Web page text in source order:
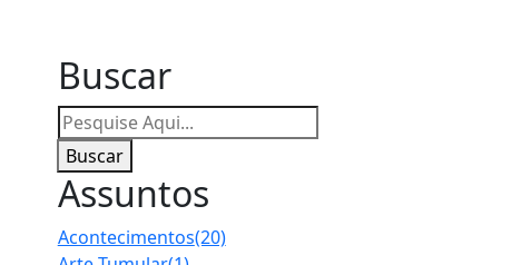
Buscar
Buscar
Assuntos
Acontecimentos(20)